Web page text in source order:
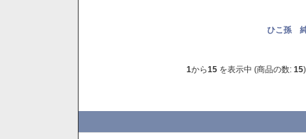
ひこ孫
1から15 を表示中 (商品の数: 15)